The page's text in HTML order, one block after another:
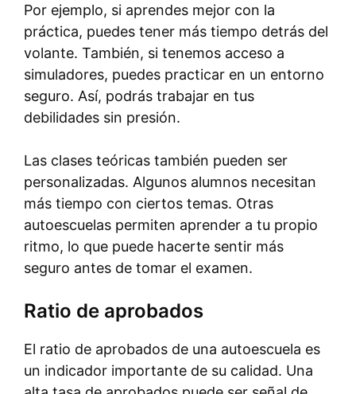
Por ejemplo, si aprendes mejor con la
práctica, puedes tener más tiempo detrás del
volante. También, si tenemos acceso a
simuladores, puedes practicar en un entorno
seguro. Así, podrás trabajar en tus
debilidades sin presión.
Las clases teóricas también pueden ser
personalizadas. Algunos alumnos necesitan
más tiempo con ciertos temas. Otras
autoescuelas permiten aprender a tu propio
ritmo, lo que puede hacerte sentir más
seguro antes de tomar el examen.
Ratio de aprobados
El ratio de aprobados de una autoescuela es
un indicador importante de su calidad. Una